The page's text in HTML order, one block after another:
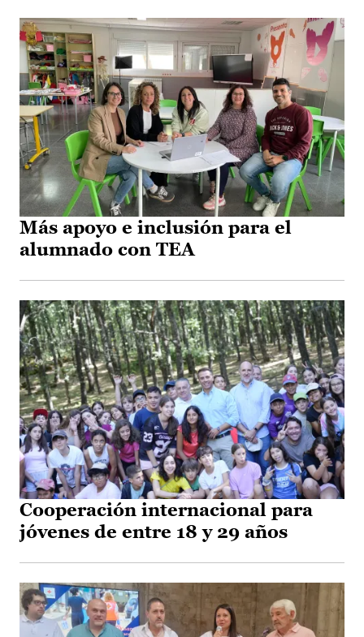
Más apoyo e inclusión para el
alumnado con TEA
Cooperación internacional para
jóvenes de entre 18 y 29 años